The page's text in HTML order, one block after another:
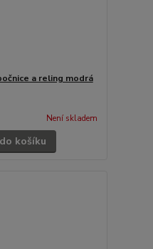
a reling modrá
Není skladem
košíku